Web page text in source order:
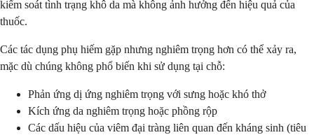
kiểm soát tình trạng khô da mà không ảnh hưởng đến hiệu quả của
thuốc.
Các tác dụng phụ hiếm gặp nhưng nghiêm trọng hơn có thể xảy ra,
mặc dù chúng không phổ biến khi sử dụng tại chỗ:
Phản ứng dị ứng nghiêm trọng với sưng hoặc khó thở
Kích ứng da nghiêm trọng hoặc phồng rộp
Các dấu hiệu của viêm đại tràng liên quan đến kháng sinh (tiêu